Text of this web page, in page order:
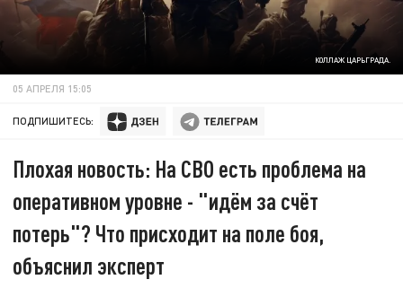
КОЛЛАЖ ЦАРЬГРАДА.
05 АПРЕЛЯ 15:05
ПОДПИШИТЕСЬ:
Плохая новость: На СВО есть проблема на
оперативном уровне - "идём за счёт
потерь"? Что присходит на поле боя,
объяснил эксперт